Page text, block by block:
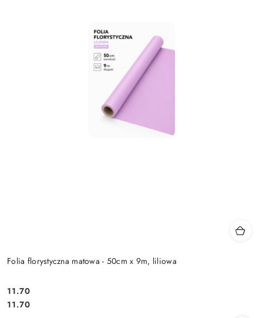
Folia florystyczna matowa - 50cm x 9m, liliowa
Cena:
11.70
Cena:
11.70